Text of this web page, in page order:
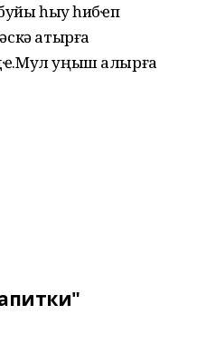
һыу һибҽп
атырға
уңыш алырға